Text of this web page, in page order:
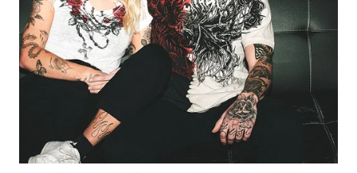
KEPULAUAN
SERIBU
WN
TANGERANG
BINJAI